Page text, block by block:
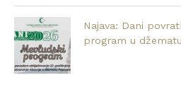
Najava: Dani
program u